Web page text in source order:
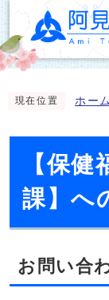
現在位置 ホーム
【保
課】へ
お問い合